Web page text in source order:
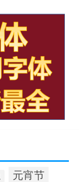
元宵节